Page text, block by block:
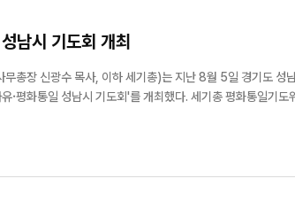
남시 기도회 개최
총장 신광수 목사, 이하 세기총)는 지난 8월 5일 경기도 성
시 기도회'를 개최했다. 세기총 평화통일기도위
회에는 목회자와 성도들이 참석해 한반도의 자유·평화통일과